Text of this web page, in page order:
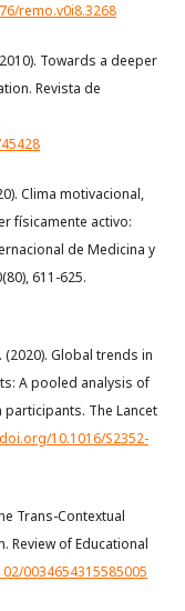
remo.v0i8.3268
Towards a deeper
Revista de
Clima motivacional,
físicamente activo:
de Medicina y
611-625.
(2020). Global trends in
A pooled analysis of
The Lancet
10.1016/S2352-
Trans-Contextual
Review of Educational
0034654315585005